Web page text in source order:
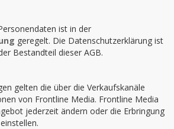
ist in der
geregelt. Die Datenschutzerklärung ist
Bestandteil dieser AGB.
gelten die über die Verkaufskanäle
von Frontline Media. Frontline Media
jederzeit ändern oder die Erbringung